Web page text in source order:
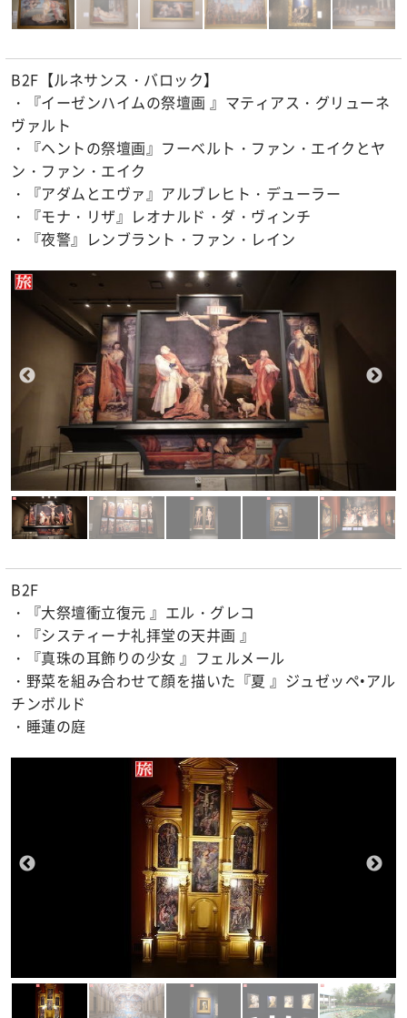
B2F【ルネサンス・バロック】
・『イーゼンハイムの祭壇画 』マティアス・グリューネ
ヴァルト
・『ヘントの祭壇画』フーベルト・ファン・エイクとヤ
ン・ファン・エイク
・『アダムとエヴァ』アルブレヒト・デューラー
・『モナ・リザ』レオナルド・ダ・ヴィンチ
・『夜警』レンブラント・ファン・レイン
B2F
・『大祭壇衝立復元 』エル・グレコ
・『システィーナ礼拝堂の天井画 』
・『真珠の耳飾りの少女 』フェルメール
・野菜を組み合わせて顔を描いた『夏 』ジュゼッペ•アル
チンボルド
・睡蓮の庭